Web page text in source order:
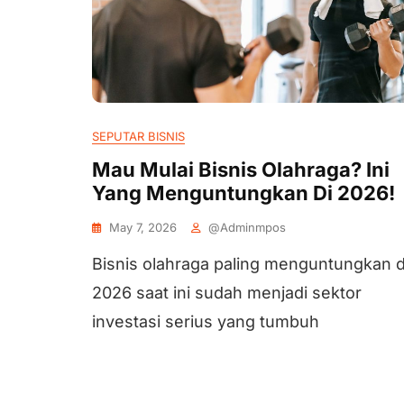
SEPUTAR BISNIS
Mau Mulai Bisnis Olahraga? Ini
Yang Menguntungkan Di 2026!
May 7, 2026 @adminmpos
Bisnis olahraga paling menguntungkan
2026 saat ini sudah menjadi sektor
investasi serius yang tumbuh